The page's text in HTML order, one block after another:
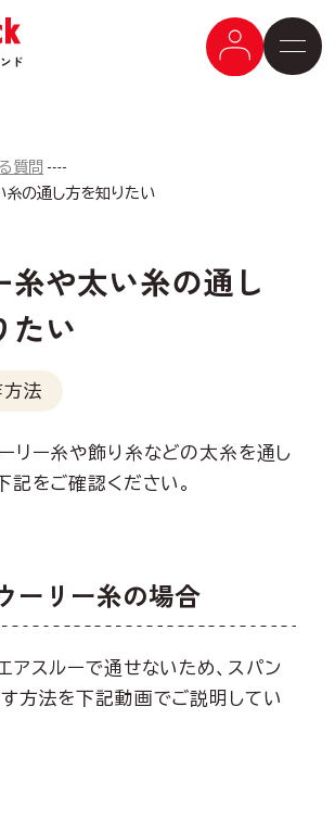
質問
糸の通し方を知りたい
糸や太い糸の通し
たい
法
リー糸や飾り糸などの太糸を通し
記をご確認ください。
ーリー糸の場合
アスルーで通せないため、スパン
方法を下記動画でご説明してい